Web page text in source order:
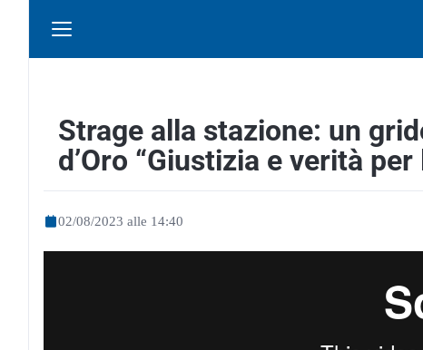
Strage alla stazione: un
d’Oro “Giustizia e verità
02/08/2023 alle 14:40